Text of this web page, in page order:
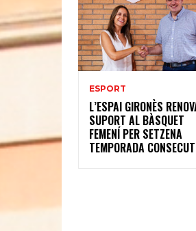
ESPORT
L’ESPAI GIRONÈS
SUPORT AL BÀSQUET
FEMENÍ PER SETZENA
TEMPORADA